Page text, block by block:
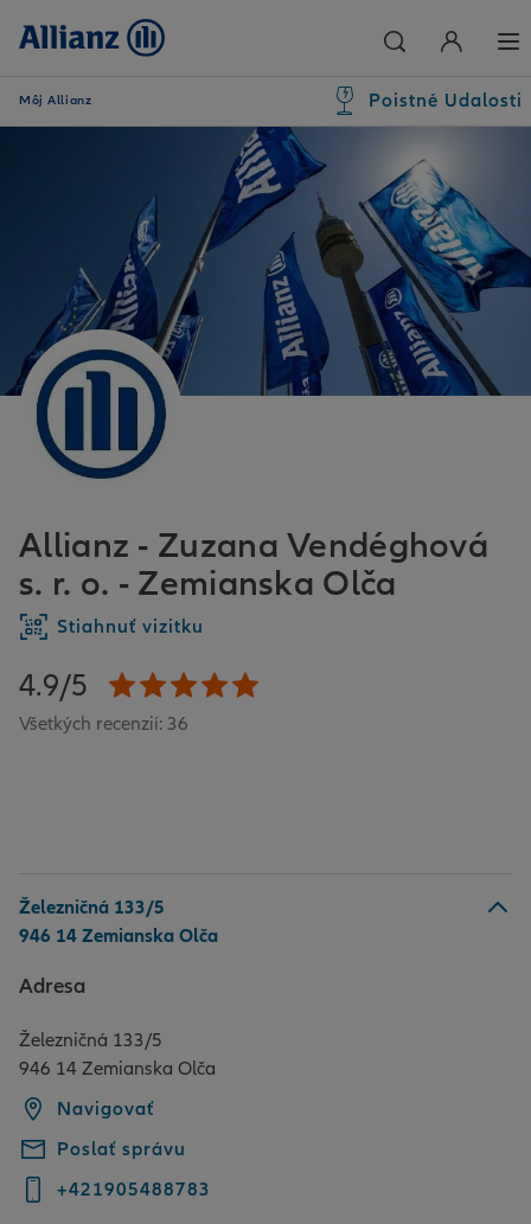
Môj Allianz Poistné Udalosti
Allianz - Zuzana Vendéghová
s. r. o. - Zemianska Olča
Stiahnuť vizitku
4.9/5
Všetkých recenzií: 36
Železničná 133/5
946 14 Zemianska Olča
Adresa
Železničná 133/5
946 14 Zemianska Olča
Navigovať
Poslať správu
+421905488783